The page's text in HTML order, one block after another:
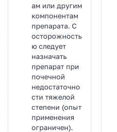
ам или другим
компонентам
препарата. С
осторожность
ю следует
назначать
препарат при
почечной
недостаточно
сти тяжелой
степени (опыт
применения
ограничен).